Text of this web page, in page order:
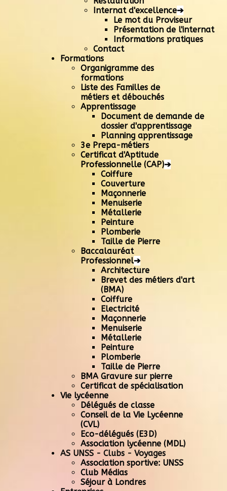
Internat d'excellence➔
Le mot du Proviseur
Présentation de l'internat
Informations pratiques
Contact
Formations
Organigramme des
formations
Liste des Familles de
métiers et débouchés
Apprentissage
Document de demande de
dossier d'apprentissage
Planning apprentissage
3e Prepa-métiers
Certificat d'Aptitude
Professionnelle (CAP)➔
Coiffure
Couverture
Maçonnerie
Menuiserie
Métallerie
Peinture
Plomberie
Taille de Pierre
Baccalauréat
Professionnel➔
Architecture
Brevet des métiers d'art
(BMA)
Coiffure
Electricité
Maçonnerie
Menuiserie
Métallerie
Peinture
Plomberie
Taille de Pierre
BMA Gravure sur pierre
Certificat de spécialisation
Vie lycéenne
Délégués de classe
Conseil de la Vie Lycéenne
(CVL)
Eco-délégués (E3D)
Association lycéenne (MDL)
AS UNSS - Clubs - Voyages
Association sportive: UNSS
Club Médias
Séjour à Londres